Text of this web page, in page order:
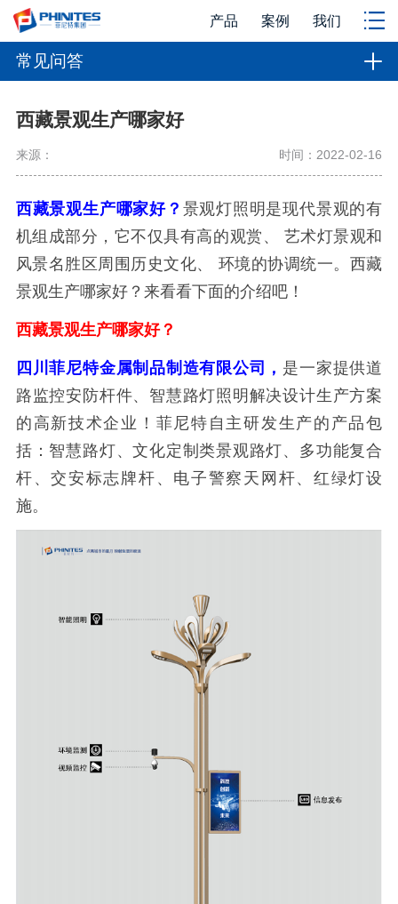
产品 案例 我们
常见问答
西藏景观生产哪家好
来源： 时间：2022-02-16
西藏景观生产哪家好？ 景观灯照明是现代景观的有
机组成部分，它不仅具有高的观赏、 艺术灯景观和
风景名胜区周围历史文化、 环境的协调统一。西藏
景观生产哪家好？来看看下面的介绍吧！
西藏景观生产哪家好？
四川菲尼特金属制品制造有限公司， 是一家提供道
路监控安防杆件、智慧路灯照明解决设计生产方案
的高新技术企业！菲尼特自主研发生产的产品包
括：智慧路灯、文化定制类景观路灯、多功能复合
杆、交安标志牌杆、电子警察天网杆、红绿灯设
施。